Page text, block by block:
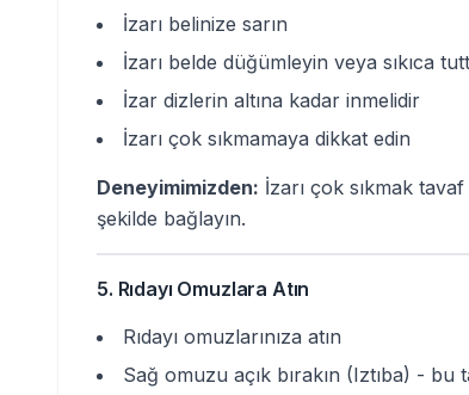
İzarı belinize sarın
İzarı belde düğümleyin veya sıkıca
İzar dizlerin altına kadar inmelidir
İzarı çok sıkmamaya dikkat edin
Deneyimimizden: İzarı çok sıkmak
şekilde bağlayın.
5. Rıdayı Omuzlara Atın
Rıdayı omuzlarınıza atın
Sağ omuzu açık bırakın (Iztıba) - bu